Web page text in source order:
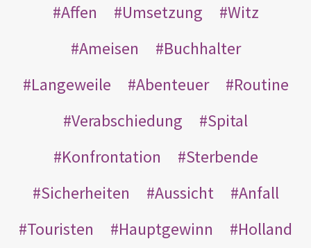
Affen
Umsetzung
Witz
Ameisen
Buchhalter
Langeweile
Abenteuer
Routine
Verabschiedung
Spital
Konfrontation
Sterbende
Sicherheiten
Aussicht
Anfall
Touristen
Hauptgewinn Holland